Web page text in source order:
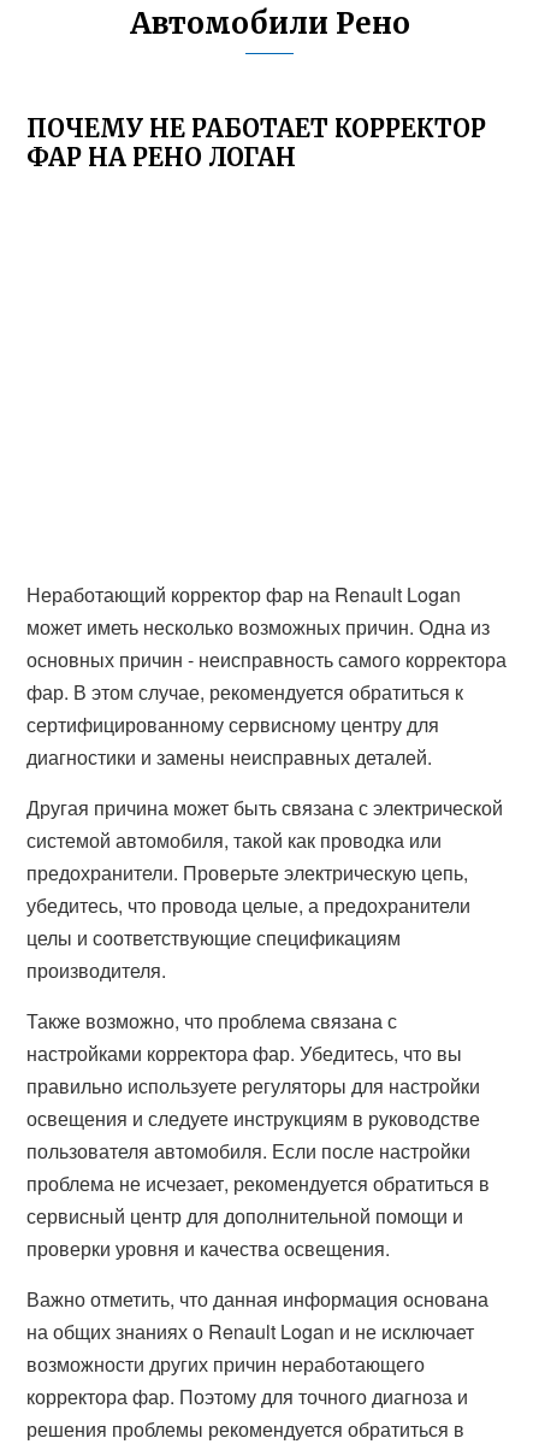
Автомобили Рено
ПОЧЕМУ НЕ РАБОТАЕТ КОРРЕКТОР
ФАР НА РЕНО ЛОГАН
Неработающий корректор фар на Renault Logan
может иметь несколько возможных причин. Одна из
основных причин - неисправность самого корректора
фар. В этом случае, рекомендуется обратиться к
сертифицированному сервисному центру для
диагностики и замены неисправных деталей.
Другая причина может быть связана с электрической
системой автомобиля, такой как проводка или
предохранители. Проверьте электрическую цепь,
убедитесь, что провода целые, а предохранители
целы и соответствующие спецификациям
производителя.
Также возможно, что проблема связана с
настройками корректора фар. Убедитесь, что вы
правильно используете регуляторы для настройки
освещения и следуете инструкциям в руководстве
пользователя автомобиля. Если после настройки
проблема не исчезает, рекомендуется обратиться в
сервисный центр для дополнительной помощи и
проверки уровня и качества освещения.
Важно отметить, что данная информация основана
на общих знаниях о Renault Logan и не исключает
возможности других причин неработающего
корректора фар. Поэтому для точного диагноза и
решения проблемы рекомендуется обратиться в